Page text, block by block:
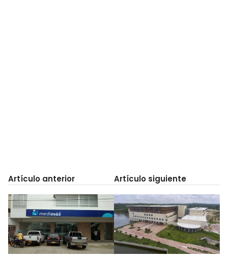
Artículo anterior Artículo siguiente